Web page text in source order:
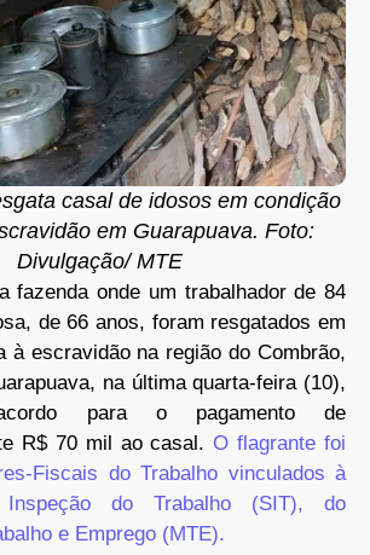
casal de idosos em condição
em Guarapuava. Foto:
Divulgação/ MTE
fazenda onde um trabalhador de 84
de 66 anos, foram resgatados em
à escravidão na região do Combrão,
na última quarta-feira (10),
para o pagamento de
R$ 70 mil ao casal.O flagrante foi
Fiscais do Trabalho vinculados à
do Trabalho (SIT), do
e Emprego (MTE).